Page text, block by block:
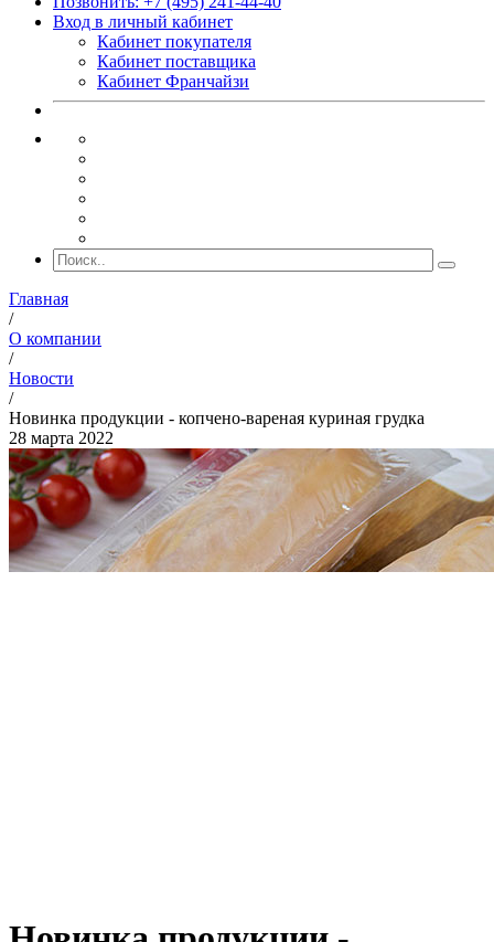
Вход в личный кабинет
Кабинет покупателя
Кабинет поставщика
Кабинет Франчайзи
Главная
/
О компании
/
Новости
/
Новинка продукции - копчено-вареная куриная грудка
28 марта 2022